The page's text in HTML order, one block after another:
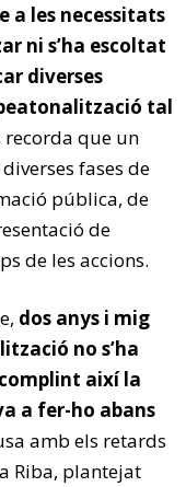
a les necessitats
ni s’ha escoltat
diverses
tal
recorda que un
fases de
pública, de
de
de les accions.
dos anys i mig
no s’ha
així la
a fer-ho abans
amb els retards
Riba, plantejat